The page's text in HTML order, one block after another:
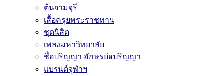
ต้นจามจุรี
เสื้อครุยพระราชทาน
ชุดนิสิต
เพลงมหาวิทยาลัย
ชื่อปริญญา อักษรย่อปริญญา
แบรนด์จุฬาฯ